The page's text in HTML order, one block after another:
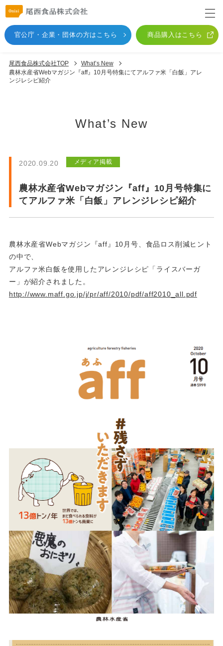
官公庁・企業・団体の方はこちら 商品購入はこちら
尾西食品株式会社TOP
What’s New
農林水産省Webマガジン『aff』10月号特集にてアルファ米「白飯」アレ
ンジレシピ紹介
What’s New
2020.09.20 メディア掲載
農林水産省Webマガジン『aff』10月号特集に
てアルファ米「白飯」アレンジレシピ紹介
農林水産省Webマガジン『aff』10月号、食品ロス削減ヒント
の中で、
アルファ米白飯を使用したアレンジレシピ「ライスバーガ
ー」が紹介されました。
http://www.maff.go.jp/j/pr/aff/2010/pdf/aff2010_all.pdf